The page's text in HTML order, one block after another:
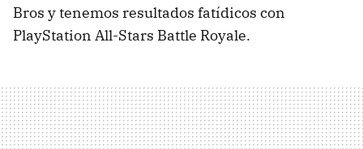
Bros y tenemos resultados fatídicos con
PlayStation All-Stars Battle Royale.